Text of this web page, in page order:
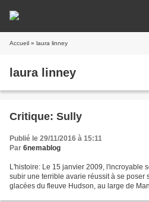
Accueil » laura linney
laura linney
Critique: Sully
Publié le 29/11/2016 à 15:11
Par 6nemablog
L'histoire: Le 15 janvier 2009, l'incroyable
subir une terrible avarie réussit à se poser
glacées du fleuve Hudson, au large de